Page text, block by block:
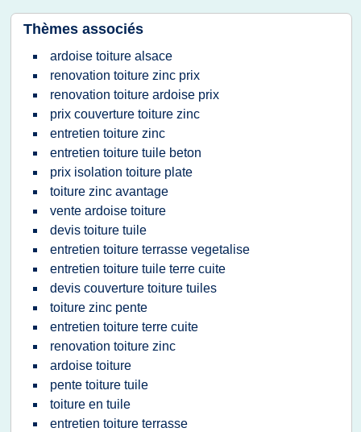
Thèmes associés
ardoise toiture alsace
renovation toiture zinc prix
renovation toiture ardoise prix
prix couverture toiture zinc
entretien toiture zinc
entretien toiture tuile beton
prix isolation toiture plate
toiture zinc avantage
vente ardoise toiture
devis toiture tuile
entretien toiture terrasse vegetalise
entretien toiture tuile terre cuite
devis couverture toiture tuiles
toiture zinc pente
entretien toiture terre cuite
renovation toiture zinc
ardoise toiture
pente toiture tuile
toiture en tuile
entretien toiture terrasse